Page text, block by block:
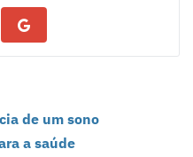
de um sono
a saúde